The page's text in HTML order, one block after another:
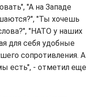
"А на Западе
"Ты хочешь
"НАТО у наших
для себя удобные
сопротивления. А
есть", - отметил еще